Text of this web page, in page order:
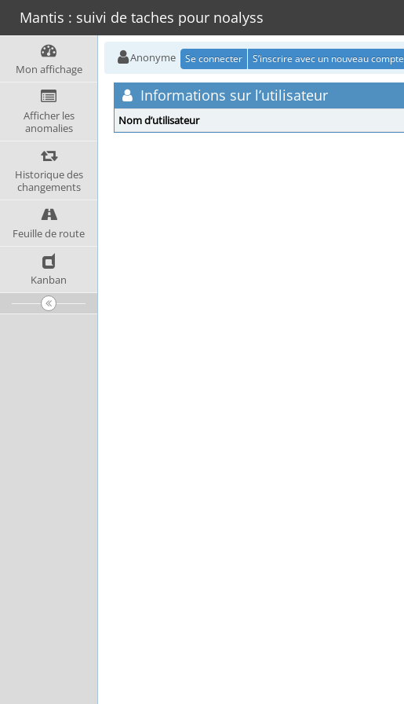
Mantis : suivi de taches pour noalyss
Mon affichage
Afficher les
anomalies
Historique des
changements
Feuille de route
Kanban
Anonyme Se connecter S’inscrire avec un nouveau compte
Informations sur l’utilisateur
Nom d’utilisateur